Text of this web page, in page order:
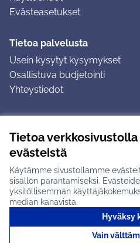
Tietoa
evästeistä
Käytämme sivustollamme
sisällön parantamiseksi.
yksilöllisemmän
median kanavista.
Hyväksy
Vain
Evästeasetukset
Tietoa palvelusta
Usein kysytyt kysymykset
Osallistuva budjetointi
Yhteystiedot
Ohjeet kirjautumiseen
Ohjeet kommentin jättämiseen
Tuusulan osallistumisalusta X-